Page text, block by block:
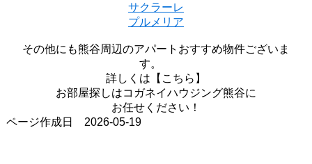
サクラーレ
プルメリア
その他にも熊谷周辺のアパートおすすめ物件ございま
す。
詳しくは【こちら】
お部屋探しはコガネイハウジング熊谷に
お任せください！
ページ作成日 2026-05-19